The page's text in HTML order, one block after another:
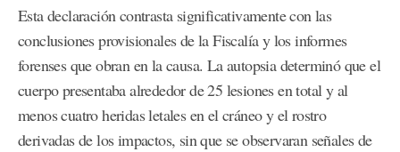
Esta declaración contrasta significativamente con las
conclusiones provisionales de la Fiscalía y los informes
forenses que obran en la causa. La autopsia determinó que el
cuerpo presentaba alrededor de 25 lesiones en total y al
menos cuatro heridas letales en el cráneo y el rostro
derivadas de los impactos, sin que se observaran señales de